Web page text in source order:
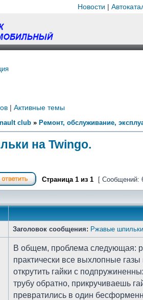
Новости |
| Активные темы
club » Ремонт, обслуживание,
на Twingo.
Страница 1 из 1 [ Сообщений:
Заголовок сообщения: Ржавые
В общем, проблема следующая:
практически все выхлопные
открутить гайки с
трубу обратно, прикручиваешь
превратились в один